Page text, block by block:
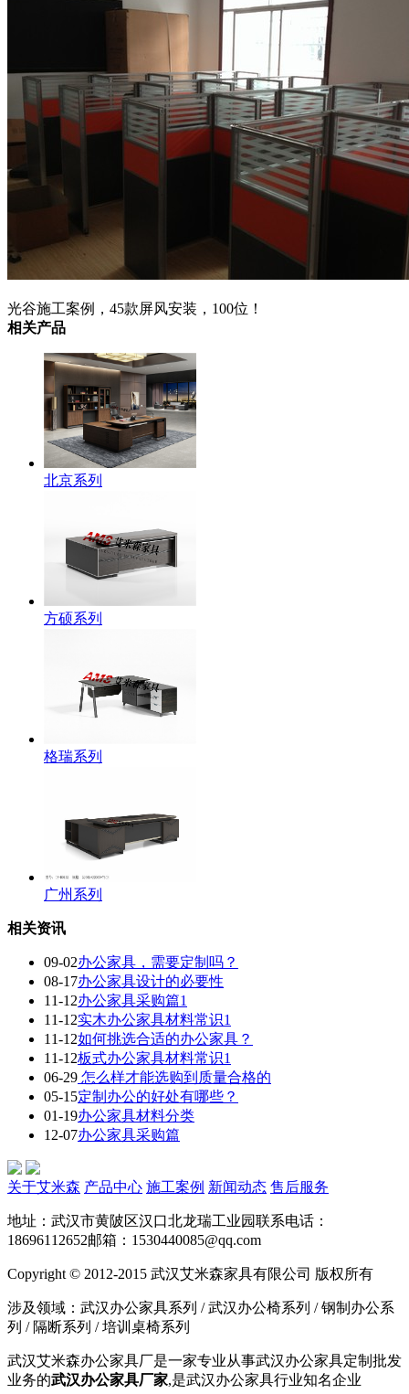
光谷施工案例，45款屏风安装，100位！
相关产品
北京系列
方硕系列
格瑞系列
广州系列
相关资讯
09-02办公家具，需要定制吗？
08-17办公家具设计的必要性
11-12办公家具采购篇1
11-12实木办公家具材料常识1
11-12如何挑选合适的办公家具？
11-12板式办公家具材料常识1
06-29 怎么样才能选购到质量合格的
05-15定制办公的好处有哪些？
01-19办公家具材料分类
12-07办公家具采购篇
关于艾米森 产品中心 施工案例 新闻动态 售后服务
地址：武汉市黄陂区汉口北龙瑞工业园联系电话：
18696112652邮箱：1530440085@qq.com
Copyright © 2012-2015 武汉艾米森家具有限公司 版权所有
涉及领域：武汉办公家具系列 / 武汉办公椅系列 / 钢制办公系
列 / 隔断系列 / 培训桌椅系列
武汉艾米森办公家具厂是一家专业从事武汉办公家具定制批发
业务的武汉办公家具厂家,是武汉办公家具行业知名企业